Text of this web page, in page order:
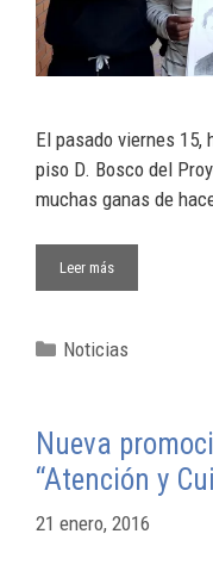
El pasado viernes 15,
piso D. Bosco del
muchas ganas de
Leer más
Noticias
Nueva
“Atención y
21 enero, 2016